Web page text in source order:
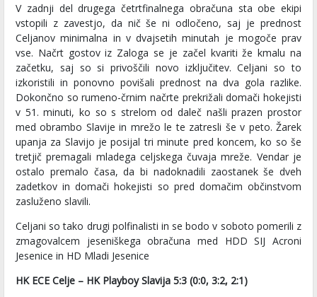
V zadnji del drugega četrtfinalnega obračuna sta obe ekipi
vstopili z zavestjo, da nič še ni odločeno, saj je prednost
Celjanov minimalna in v dvajsetih minutah je mogoče prav
vse. Načrt gostov iz Zaloga se je začel kvariti že kmalu na
začetku, saj so si privoščili novo izključitev. Celjani so to
izkoristili in ponovno povišali prednost na dva gola razlike.
Dokončno so rumeno-črnim načrte prekrižali domači hokejisti
v 51. minuti, ko so s strelom od daleč našli prazen prostor
med obrambo Slavije in mrežo le te zatresli še v peto. Žarek
upanja za Slavijo je posijal tri minute pred koncem, ko so še
tretjič premagali mladega celjskega čuvaja mreže. Vendar je
ostalo premalo časa, da bi nadoknadili zaostanek še dveh
zadetkov in domači hokejisti so pred domačim občinstvom
zasluženo slavili.
Celjani so tako drugi polfinalisti in se bodo v soboto pomerili z
zmagovalcem jeseniškega obračuna med HDD SIJ Acroni
Jesenice in HD Mladi Jesenice
HK ECE Celje – HK Playboy Slavija 5:3 (0:0, 3:2, 2:1)